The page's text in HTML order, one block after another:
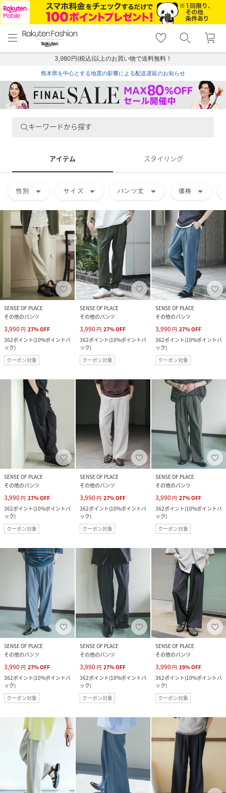
menu home
トップ
shopping_cart lock_outline
ログイン
3,980円(税込)以上のお買い物で送料無料！
熊本県を中心とする地震の影響による配送遅延のお知らせ
キーワードから探す
アイテム スタイリング
性別 arrow_drop_down サイズ arrow_drop_down パンツ丈 arrow_drop_down 価格 arrow_drop_down
SENSE OF PLACE
その他のパンツ
3,990 円 27%OFF
362ポイント(10%ポイントバ
ック)
クーポン対象
SENSE OF PLACE
その他のパンツ
3,990 円 27%OFF
362ポイント(10%ポイントバ
ック)
クーポン対象
SENSE OF PLACE
その他のパンツ
3,990 円 27%OFF
362ポイント(10%ポイントバ
ック)
クーポン対象
SENSE OF PLACE
その他のパンツ
3,990 円 27%OFF
362ポイント(10%ポイントバ
ック)
クーポン対象
SENSE OF PLACE
その他のパンツ
3,990 円 27%OFF
362ポイント(10%ポイントバ
ック)
クーポン対象
SENSE OF PLACE
その他のパンツ
3,990 円 27%OFF
362ポイント(10%ポイントバ
ック)
クーポン対象
SENSE OF PLACE
その他のパンツ
3,990 円 27%OFF
362ポイント(10%ポイントバ
ック)
クーポン対象
SENSE OF PLACE
その他のパンツ
3,990 円 27%OFF
362ポイント(10%ポイントバ
ック)
クーポン対象
SENSE OF PLACE
その他のパンツ
3,990 円 19%OFF
362ポイント(10%ポイントバ
ック)
クーポン対象